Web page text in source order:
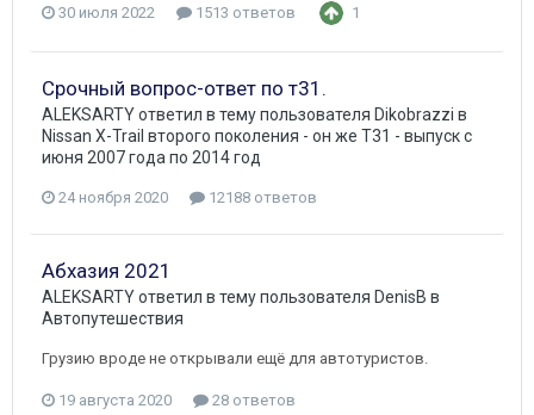
30 июля 2022 1513 ответов 1
Срочный вопрос-ответ по т31.
ALEKSARTYответил в тему пользователя Dikobrazzi в
Nissan X-Trail второго поколения - он же Т31 - выпуск с
июня 2007 года по 2014 год
24 ноября 2020 12188 ответов
Абхазия 2021
ALEKSARTYответил в тему пользователя DenisB в
Автопутешествия
Грузию вроде не открывали ещё для автотуристов.
19 августа 2020 28 ответов